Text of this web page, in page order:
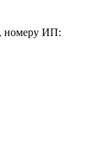
номеру ИП: